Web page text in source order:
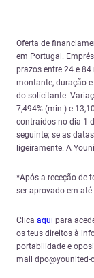
Oferta de
em Portugal.
prazos entre 24 e 84
montante, duração
do solicitante.
7,494% (min.) e
contraídos no dia 1
seguinte; se as
ligeiramente. A
*Após a receção de
ser aprovado em até
Clica aqui para
os teus direitos à
portabilidade e
mail dpo@younited-